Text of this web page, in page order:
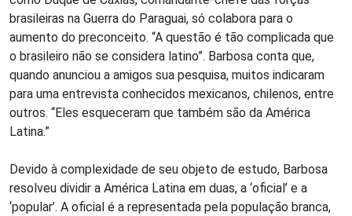
brasileiras na Guerra do Paraguai, só colabora para o
aumento do preconceito. “A questão é tão complicada que
o brasileiro não se considera latino”. Barbosa conta que,
quando anunciou a amigos sua pesquisa, muitos indicaram
para uma entrevista conhecidos mexicanos, chilenos, entre
outros. “Eles esqueceram que também são da América
Latina.”
Devido à complexidade de seu objeto de estudo, Barbosa
resolveu dividir a América Latina em duas, a ‘oficial’ e a
‘popular’. A oficial é a representada pela população branca,